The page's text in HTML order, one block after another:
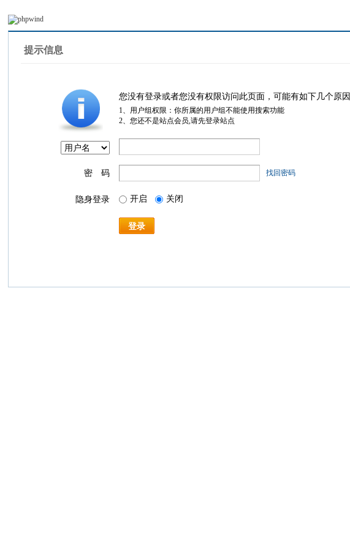
提示信息
您没有登录或者您没有权限访问此页面，可能有如下几个原因
1、用户组权限：你所属的用户组不能使用搜索功能
2、您还不是站点会员,请先登录站点
密 码 找回密码
隐身登录 开启 关闭
登录